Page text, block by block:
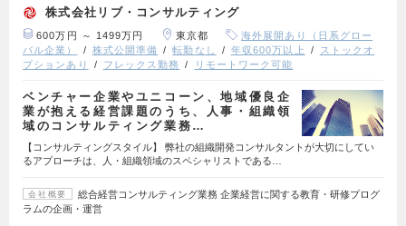
株式会社リブ・コンサルティング
600万円 ～ 1499万円 東京都
海外展開あり（日系グロー
バル企業）
株式公開準備 転勤なし 年収600万以上
ストックオ
プションあり
フレックス勤務 リモートワーク可能
ベンチャー企業やユニコーン、地域優良企
業が抱える経営課題のうち、人事・組織領
域のコンサルティング業務…
【コンサルティングスタイル】 弊社の組織開発コンサルタントが大切にしてい
るアプローチは、人・組織領域のスペシャリストである…
会社概要
総合経営コンサルティング業務 企業経営に関する教育・研修プログ
ラムの企画・運営